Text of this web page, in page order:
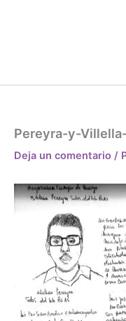
Pereyra-y-
Deja un comentario /